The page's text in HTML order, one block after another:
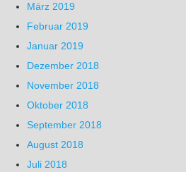
März 2019
Februar 2019
Januar 2019
Dezember 2018
November 2018
Oktober 2018
September 2018
August 2018
Juli 2018